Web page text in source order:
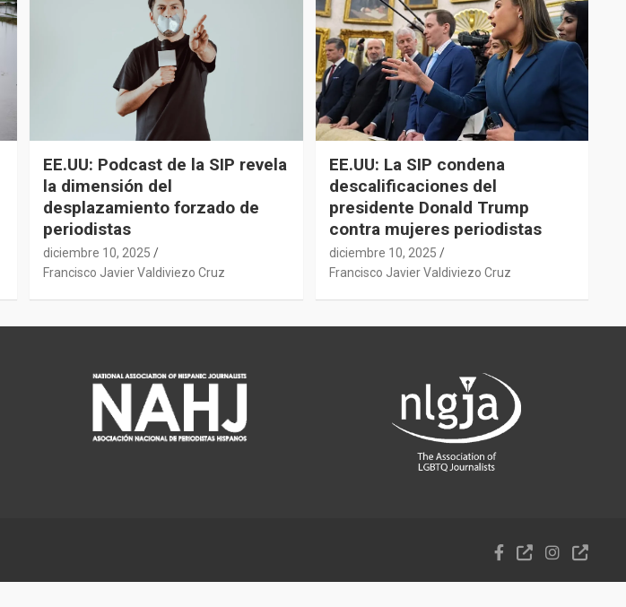
EE.UU: Podcast de la SIP revela
la dimensión del
desplazamiento forzado de
periodistas
diciembre 10, 2025
Francisco Javier Valdiviezo Cruz
EE.UU: La SIP condena
descalificaciones del
presidente Donald Trump
contra mujeres periodistas
diciembre 10, 2025
Francisco Javier Valdiviezo Cruz